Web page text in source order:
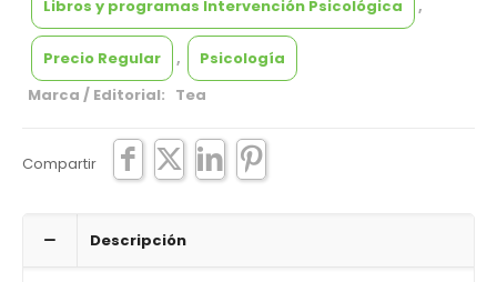
Libros y programas Intervención Psicológica ,
Precio Regular ,
Psicología
Marca / Editorial: Tea
Compartir
Descripción